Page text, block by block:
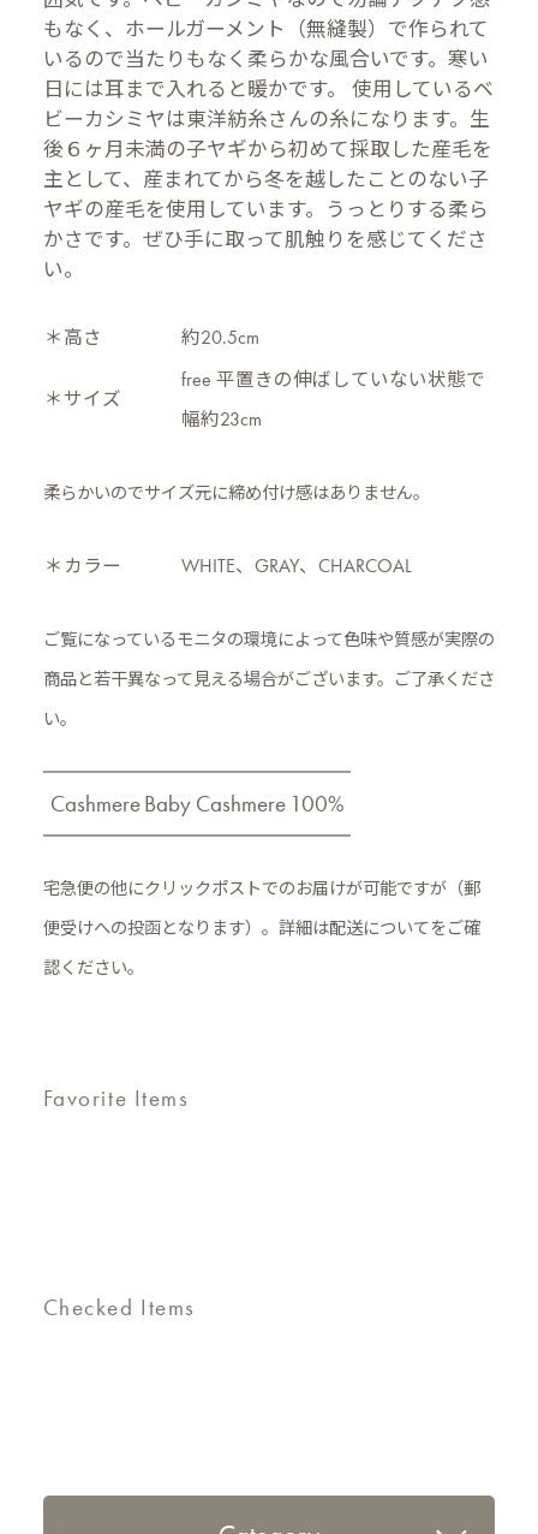
もなく、ホールガーメント（無縫製）で作られて
いるので当たりもなく柔らかな風合いです。寒い
日には耳まで入れると暖かです。 使用しているベ
ビーカシミヤは東洋紡糸さんの糸になります。生
後６ヶ月未満の子ヤギから初めて採取した産毛を
主として、産まれてから冬を越したことのない子
ヤギの産毛を使用しています。うっとりする柔ら
かさです。ぜひ手に取って肌触りを感じてくださ
い。
＊高さ 約20.5cm
＊サイズ
free 平置きの伸ばしていない状態で
幅約23cm
柔らかいのでサイズ元に締め付け感はありません。
＊カラー WHITE、GRAY、CHARCOAL
ご覧になっているモニタの環境によって色味や質感が実際の
商品と若干異なって見える場合がございます。ご了承くださ
い。
CashmereBaby Cashmere 100%
宅急便の他にクリックポストでのお届けが可能ですが（郵
便受けへの投函となります）。 詳細は配送についてをご確
認ください。
Favorite Items
Checked Items